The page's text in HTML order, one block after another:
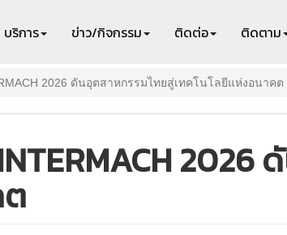
บริการ ข่าว/กิจกรรม ติดต่อ ติดตาม
2026 ดันอุตสาหกรรมไทยสู่เทคโนโลยีแห่งอนาคต
2026